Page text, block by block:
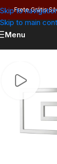
Skip to
Skip to main
Frete Grátis
Menu